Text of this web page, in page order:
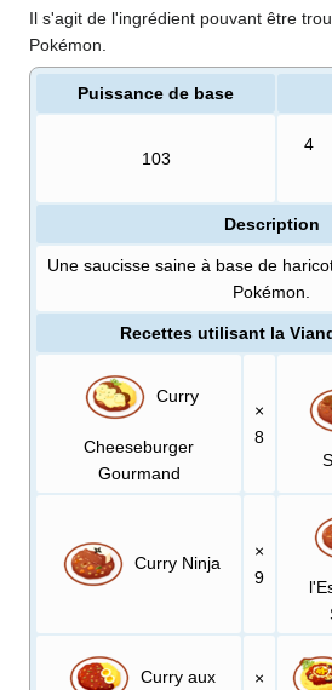
Il s'agit de l'ingrédient pouvant être
Pokémon.
Puissance de base
103
4
Description
Une saucisse saine à base de
Pokémon.
Recettes utilisant la
Curry
Cheeseburger
Gourmand
×
8
Curry Ninja
×
9
Curry aux
×